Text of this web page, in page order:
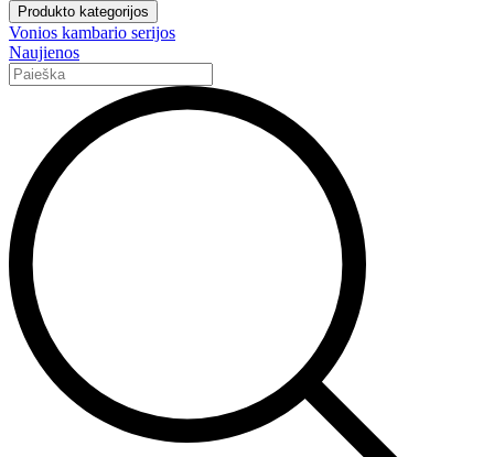
Produkto kategorijos
Vonios kambario serijos
Naujienos